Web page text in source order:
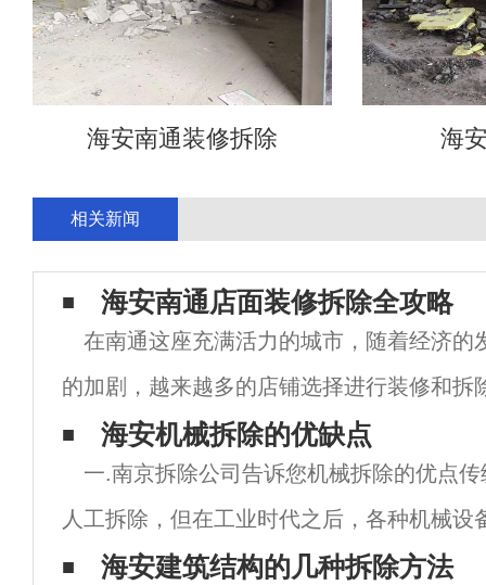
海安南通装修拆除 海
相关新闻
海安南通店面装修拆除全攻略
在南通这座充满活力的城市，随着经济的
的加剧，越来越多的店铺选择进行装修和拆
形象和吸引更多客户。然而，店面装修拆除
事情，涉及多个环节和细节。如果您正在考
海安机械拆除的优缺点 ​
一.南京拆除公司告诉您机械拆除的优点
人工拆除，但在工业时代之后，各种机械设
拆除不再那么费力，机械拆除正式进入舞台
海安建筑结构的几种拆除方法